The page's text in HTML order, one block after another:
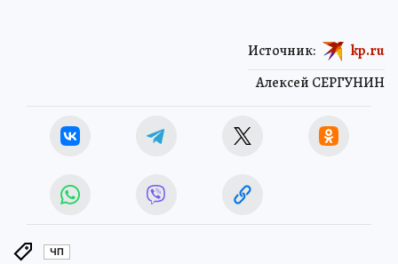
Алексей СЕРГУНИН
Источник: kp.ru
ЧП